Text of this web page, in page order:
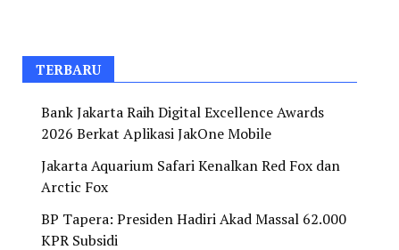
TERBARU
Bank Jakarta Raih Digital Excellence Awards
2026 Berkat Aplikasi JakOne Mobile
Jakarta Aquarium Safari Kenalkan Red Fox dan
Arctic Fox
BP Tapera: Presiden Hadiri Akad Massal 62.000
KPR Subsidi